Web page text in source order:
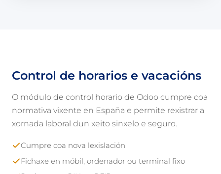
Control de horarios e vacacións
O módulo de control horario de Odoo cumpre coa
normativa vixente en España e permite rexistrar a
xornada laboral dun xeito sinxelo e seguro.
Cumpre coa nova lexislación
Fichaxe en móbil, ordenador ou terminal fixo